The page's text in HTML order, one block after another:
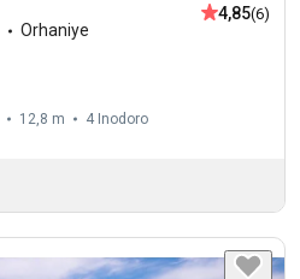
Orhaniye
4,85(6)
12,8 m 4 Inodoro